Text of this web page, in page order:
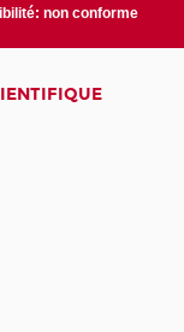
non conforme